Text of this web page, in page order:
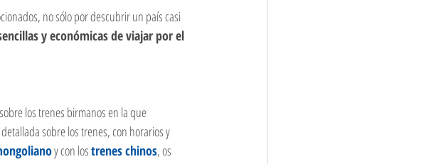
no sólo por descubrir un país casi
y económicas de viajar por el
los trenes birmanos en la que
sobre los trenes, con horarios y
y con los trenes chinos, os